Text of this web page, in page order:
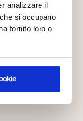
analizzare il
si occupano
fornito loro o